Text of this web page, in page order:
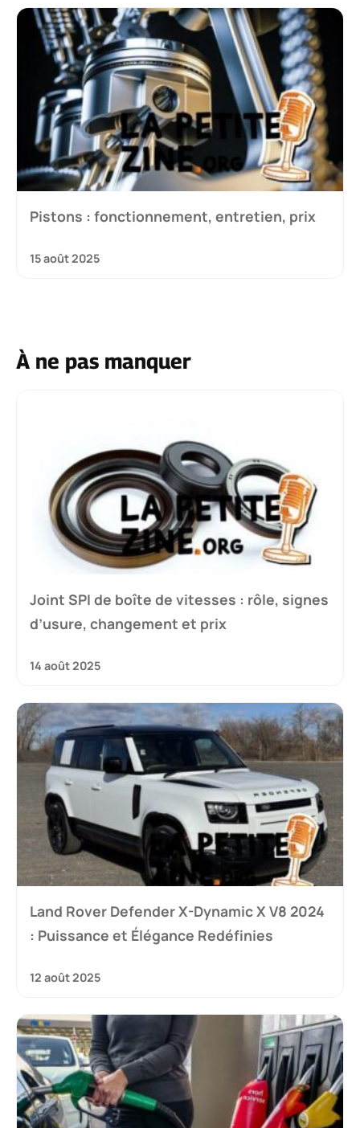
Pistons : fonctionnement, entretien, prix
15 août 2025
À ne pas manquer
Joint SPI de boîte de vitesses : rôle, signes
d’usure, changement et prix
14 août 2025
Land Rover Defender X-Dynamic X V8 2024
: Puissance et Élégance Redéfinies
12 août 2025